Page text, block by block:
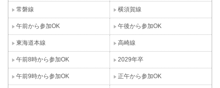
常磐線 横須賀線
午前から参加OK 午後から参加OK
東海道本線 高崎線
午前8時から参加OK 2029年卒
午前9時から参加OK 正午から参加OK